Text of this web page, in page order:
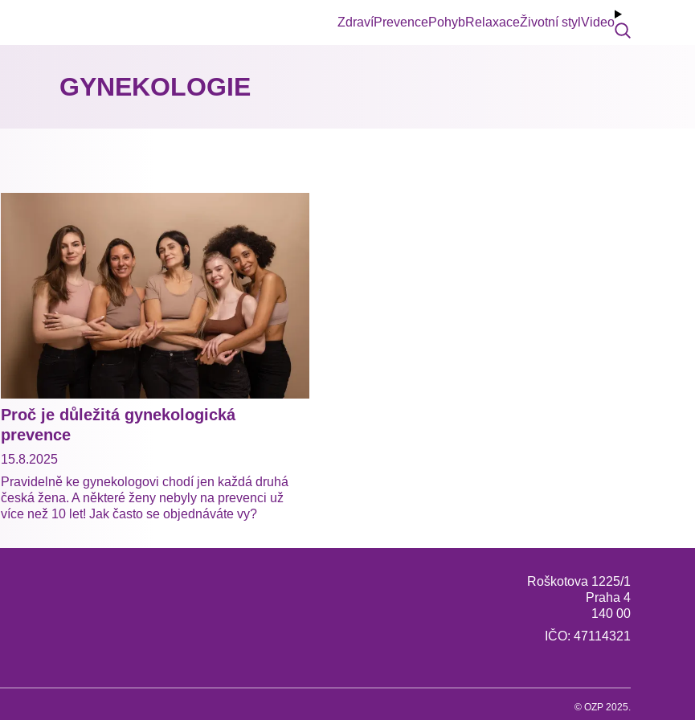
ZdravíPrevencePohybRelaxaceŽivotní styl Video
GYNEKOLOGIE
Proč je důležitá gynekologická
prevence
15.8.2025
Pravidelně ke gynekologovi chodí jen každá druhá
česká žena. A některé ženy nebyly na prevenci už
více než 10 let! Jak často se objednáváte vy?
Roškotova 1225/1
Praha 4
140 00
IČO: 47114321
© OZP 2025.